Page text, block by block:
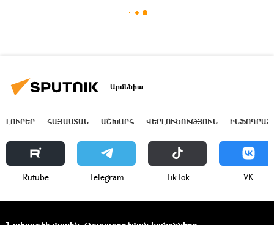
Արմենիա
ԼՈՒՐԵՐ ՀԱՅԱՍՏԱՆ ԱՇԽԱՐՀ ՎԵՐԼՈՒԾՈՒԹՅՈՒՆ
Rutube Telegram ТikТоk VK